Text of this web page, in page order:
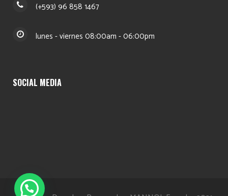
(+593) 96 858 1467
lunes - viernes 08:00am - 06:00pm
SOCIAL MEDIA